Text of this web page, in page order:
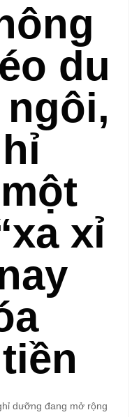
du
xỉ
dưỡng đang mở rộng